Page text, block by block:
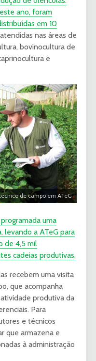
ano, foram
em 10
nas áreas de
bovinocultura de
e
de campo em ATeG
uma
levando a ATeG para
de 4,5 mil
cadeias produtivas.
recebem uma visita
que acompanha
produtiva da
Para
e técnicos
que armazena e
à administração